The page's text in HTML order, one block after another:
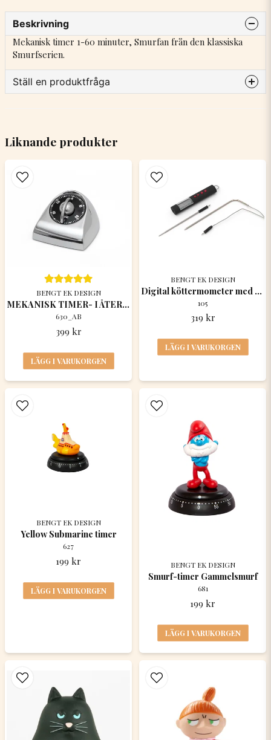
Beskrivning
Mekanisk timer 1-60 minuter, Smurfan från den klassiska
Smurfserien.
Ställ en produktfråga
name
Namn
Mejladress
Ja, ni får publicera min fråga
Skicka fråga
Liknande produkter
BENGT EK DESIGN
MEKANISK TIMER- I ÅTERVUNNEN ALUMINIUM
630_AB
399 kr
LÄGG I VARUKORGEN
BENGT EK DESIGN
Digital köttermometer med timer
105
319 kr
LÄGG I VARUKORGEN
BENGT EK DESIGN
Yellow Submarine timer
627
199 kr
LÄGG I VARUKORGEN
BENGT EK DESIGN
Smurf-timer Gammelsmurf
681
199 kr
LÄGG I VARUKORGEN